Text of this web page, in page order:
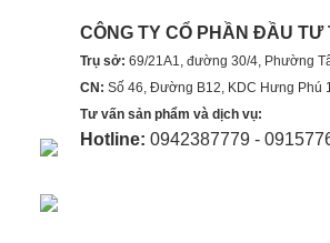
CÔNG TY CỔ PHẦN ĐẦU TƯ
Trụ sở: 69/21A1, đường 30/4, Phường
CN: Số 46, Đường B12, KDC Hưng Phú
Tư vấn sản phẩm và dịch vụ:
Hotline: 0942387779 -